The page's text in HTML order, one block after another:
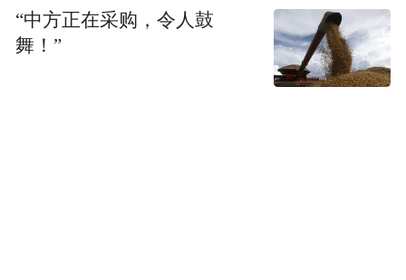
“中方正在采购，令人鼓
舞！”